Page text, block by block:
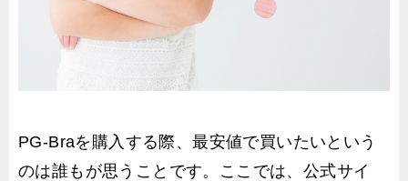
PG-Braを購入する際、最安値で買いたいという
のは誰もが思うことです。ここでは、公式サイ